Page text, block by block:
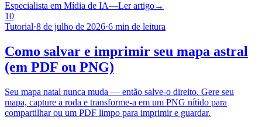
Especialista em Mídia de IA—Ler artigo→
10
Tutorial·8 de julho de 2026·6 min de leitura
Como salvar e imprimir seu mapa astral
(em PDF ou PNG)
Seu mapa natal nunca muda — então salve-o direito. Gere seu
mapa, capture a roda e transforme-a em um PNG nítido para
compartilhar ou um PDF limpo para imprimir e guardar.